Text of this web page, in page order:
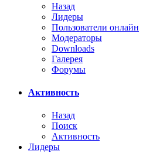
Назад
Лидеры
Пользователи онлайн
Модераторы
Downloads
Галерея
Форумы
Активность
Назад
Поиск
Активность
Лидеры